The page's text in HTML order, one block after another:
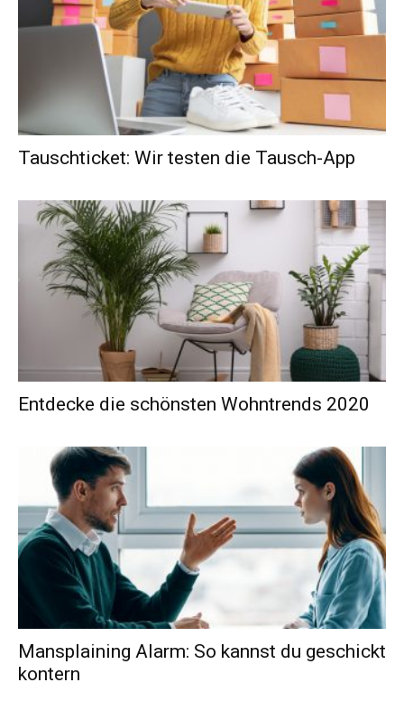
Tauschticket: Wir testen die Tausch-App
Entdecke die schönsten Wohntrends 2020
Mansplaining Alarm: So kannst du geschickt
kontern